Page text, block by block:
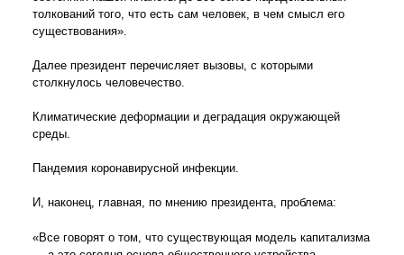
толкований того, что есть сам человек, в чем смысл его
существования».
Далее президент перечисляет вызовы, с которыми
столкнулось человечество.
Климатические деформации и деградация окружающей
среды.
Пандемия коронавирусной инфекции.
И, наконец, главная, по мнению президента, проблема:
«Все говорят о том, что существующая модель капитализма